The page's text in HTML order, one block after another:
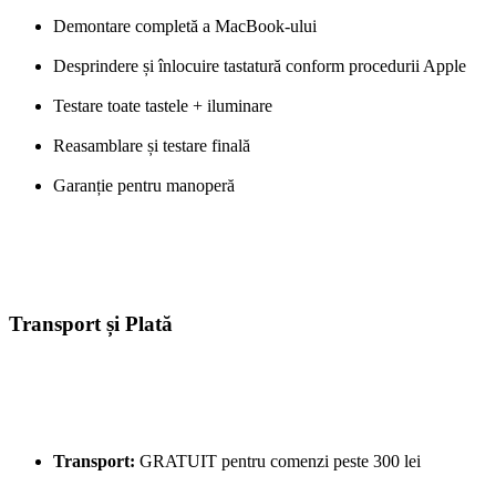
Demontare completă a MacBook-ului
Desprindere și înlocuire tastatură conform procedurii Apple
Testare toate tastele + iluminare
Reasamblare și testare finală
Garanție pentru manoperă
Transport și Plată
Transport: GRATUIT pentru comenzi peste 300 lei